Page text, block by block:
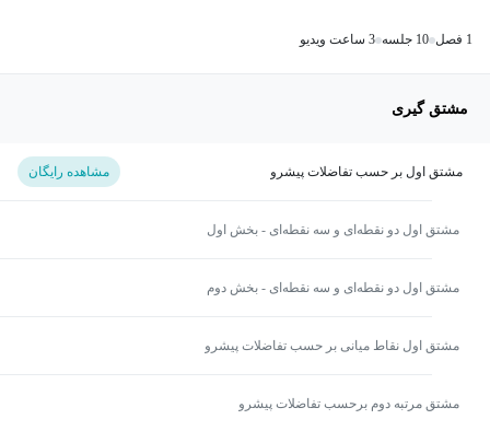
1 فصل 10 جلسه 3 ساعت ویدیو
مشتق گیری
مشتق اول بر حسب تفاضلات پیشرو مشاهده رایگان
مشتق اول دو نقطه‎‌ای و سه نقطه‌ای - بخش اول
مشتق اول دو نقطه‎‌ای و سه نقطه‌ای - بخش دوم
مشتق اول نقاط میانی بر حسب تفاضلات پیشرو
مشتق مرتبه دوم برحسب تفاضلات پیشرو